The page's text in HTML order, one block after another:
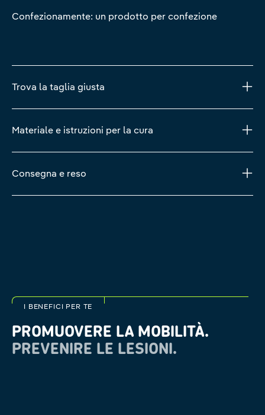
Confezionamente: un prodotto per confezione
Trova la taglia giusta
Materiale e istruzioni per la cura
Consegna e reso
I BENEFICI PER TE
PROMUOVERE LA MOBILITÀ.
PREVENIRE LE LESIONI.